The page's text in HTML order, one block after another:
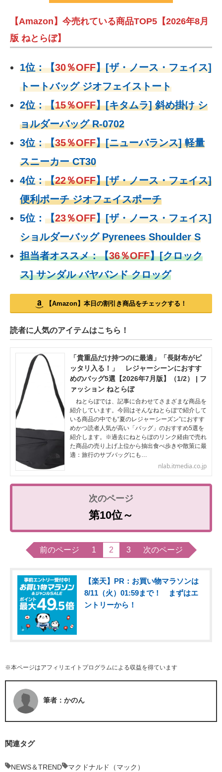
【Amazon】今売れている商品TOP5【2026年8月
版 ねとらぼ】
1位：【30％OFF】[ザ・ノース・フェイス]
トートバッグ ジオフェイストート
2位：【15％OFF】[キタムラ] 斜め掛け シ
ョルダーバッグ R-0702
3位：【35％OFF】[ニューバランス] 軽量
スニーカー CT30
4位：【22％OFF】[ザ・ノース・フェイス]
便利ポーチ ジオフェイスポーチ
5位： 【23％OFF】[ザ・ノース・フェイス]
ショルダーバッグ Pyrenees Shoulder S
担当者オススメ：【36％OFF】[クロック
ス] サンダル バヤバンド クロッグ
【Amazon】本日の割引き商品をチェックする！
読者に人気のアイテムはこちら！
「貴重品だけ持つのに最適」「長財布がピ
ッタリ入る！」 レジャーシーンにおすす
めのバッグ5選【2026年7月版】（1/2） | フ
ァッション ねとらぼ
ねとらぼでは、記事に合わせてさまざまな商品を
紹介しています。今回はそんなねとらぼで紹介して
いる商品の中でも“夏のレジャーシーズン”におすす
めかつ読者人気が高い「バッグ」のおすすめ5選を
紹介します。※過去にねとらぼのリンク経由で売れ
た商品の売り上げ上位から抽出食べ歩きや散策に最
適：旅行のサブバッグにも…
nlab.itmedia.co.jp
第10位～
前のページ 1 2 3 次のページ
【楽天】PR：お買い物マラソンは
8/11（火）01:59まで！ まずはエ
ントリーから！
※本ページはアフィリエイトプログラムによる収益を得ています
筆者：かのん
関連タグ
NEWS＆TREND マクドナルド（マック）